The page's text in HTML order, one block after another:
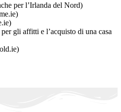
per l’Irlanda del Nord)
gli affitti e l’acquisto di una casa